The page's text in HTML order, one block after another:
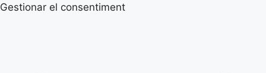
Gestionar el consentiment